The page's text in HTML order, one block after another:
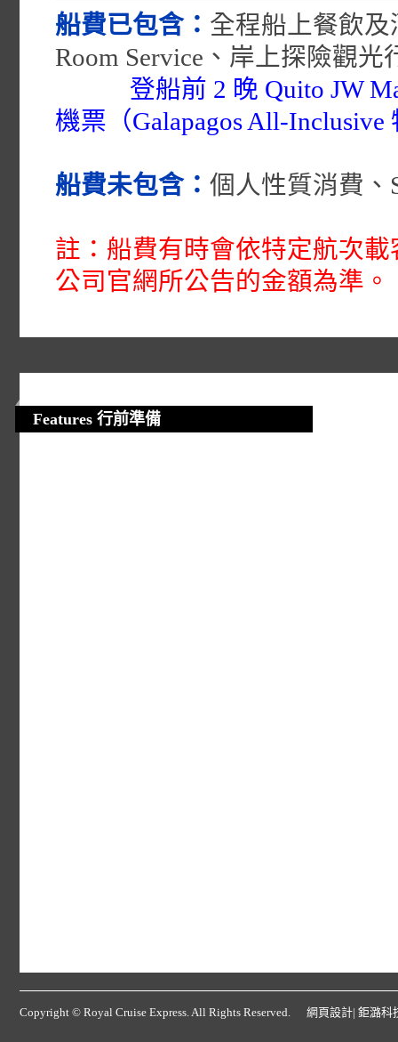
染上綠色調，穿過红樹林
片美麗的白色珊瑚海灘，
面，有來自乾旱地區的典
木。 這種植被吸引黃鶯以
留。 這座死火山由於其海
區，從沿海地形到乾旱荒
區，最後到達干燥的潘帕
著海灘悠閒地散步時，可
福利：免費 Standard Wifi
間數：22 間 | 面積：9
福利：免費 Standard Wifi
船費已包含： 全程船上餐飲
Room Service、岸上探險觀
登船前 2 晚 Quito JW
機票（Galapagos All-Inclusive
船費未包含： 個人性質消費、
註：船費有時會依特定航次
公司官網所公告的金額為準。
Features 行前準備
Copyright © Royal Cruise Express. All Rights Reserved. 網頁設計| 鉅潞科